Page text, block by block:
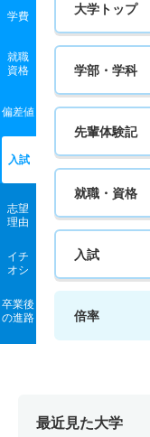
学費
就職
資格
偏差値
入試
志望
理由
イチ
オシ
卒業後
の進路
大学トップ
学部・学科
先輩体験記
就職・資格
入試
倍率
最近見た大学